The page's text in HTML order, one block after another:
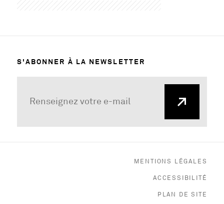
S'ABONNER À LA NEWSLETTER
MENTIONS LÉGALES
ACCESSIBILITÉ
PLAN DE SITE